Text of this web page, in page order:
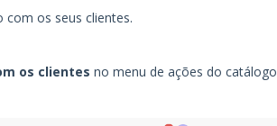
com os seus clientes.
os clientes no menu de ações do catálogo